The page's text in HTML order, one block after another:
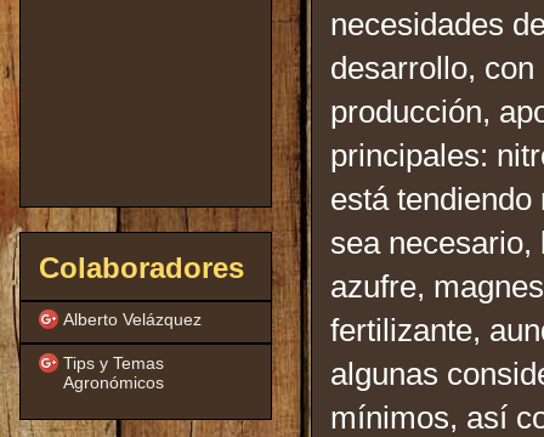
necesidades
desarrollo,
producción,
principales:
está
sea
azufre,
fertilizante,
algunas
mínimos, así
Colaboradores
Alberto Velázquez
Tips y Temas
Agronómicos